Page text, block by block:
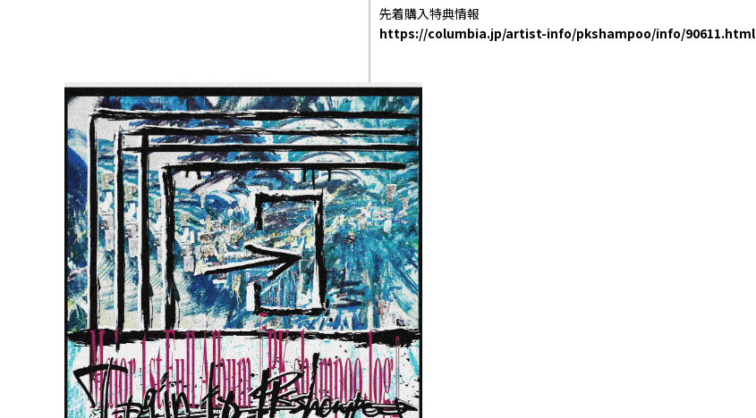
先着購入特典情報
https://columbia.jp/artist-info/pkshampoo/info/90611.html